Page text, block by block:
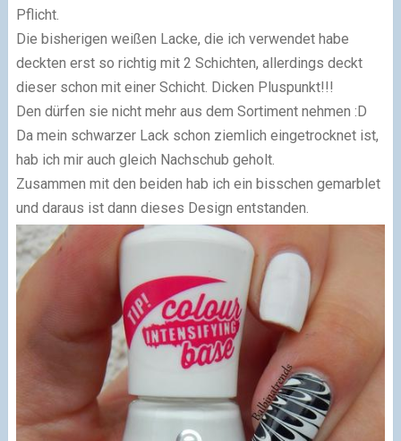
Pflicht.
Die bisherigen weißen Lacke, die ich verwendet habe
deckten erst so richtig mit 2 Schichten, allerdings deckt
dieser schon mit einer Schicht. Dicken Pluspunkt!!!
Den dürfen sie nicht mehr aus dem Sortiment nehmen :D
Da mein schwarzer Lack schon ziemlich eingetrocknet ist,
hab ich mir auch gleich Nachschub geholt.
Zusammen mit den beiden hab ich ein bisschen gemarblet
und daraus ist dann dieses Design entstanden.